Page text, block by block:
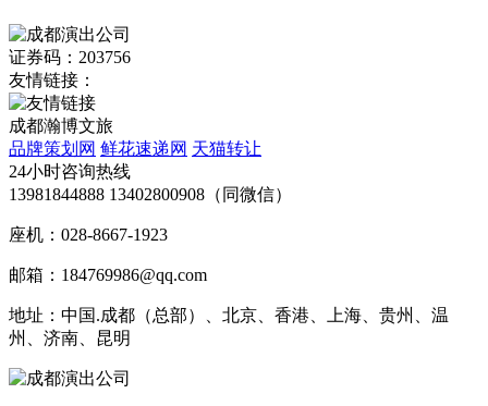
证券码：203756
友情链接：
成都瀚博文旅
品牌策划网 鲜花速递网 天猫转让
24小时咨询热线
13981844888 13402800908（同微信）
座机：028-8667-1923
邮箱：184769986@qq.com
地址：中国.成都（总部）、北京、香港、上海、贵州、温
州、济南、昆明